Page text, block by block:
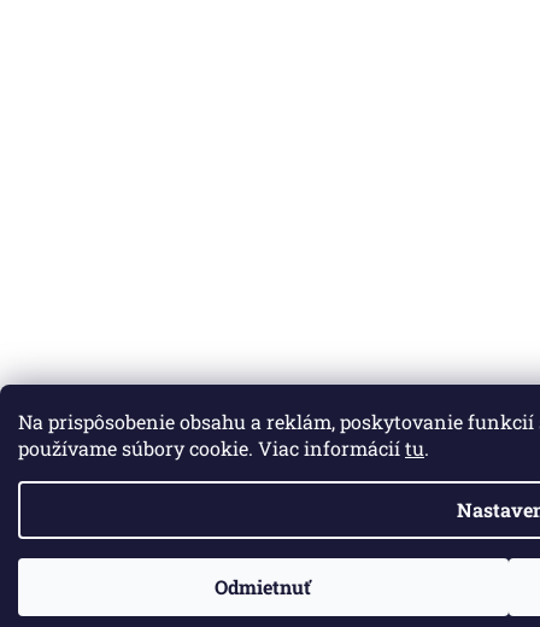
Na prispôsobenie obsahu a reklám, poskytovanie
používame súbory cookie. Viac informáciítu.
Odmietnuť